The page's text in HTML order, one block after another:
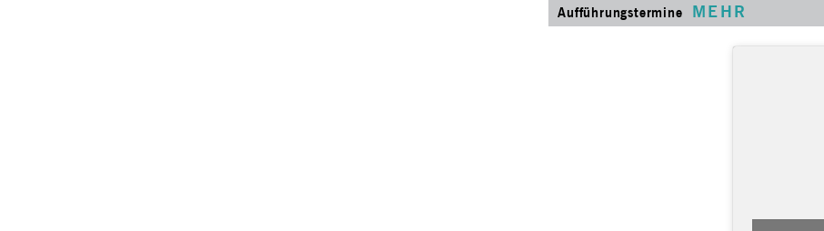
Aufführungstermine MEHR